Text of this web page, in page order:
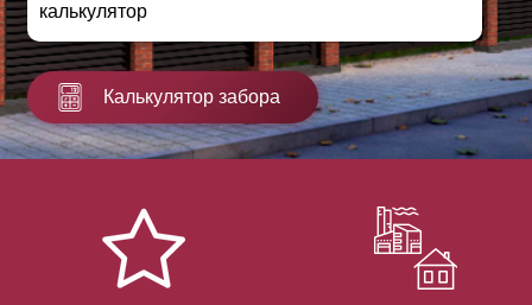
калькулятор
Калькулятор забора